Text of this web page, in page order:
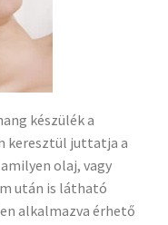
készülék a
keresztül juttatja a
olaj, vagy
után is látható
alkalmazva érhető